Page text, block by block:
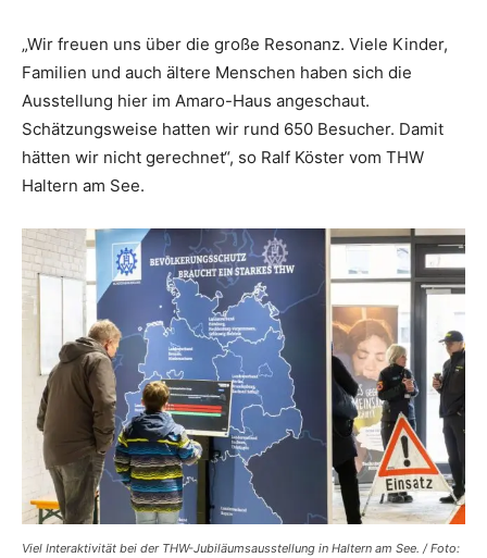
„Wir freuen uns über die große Resonanz. Viele Kinder,
Familien und auch ältere Menschen haben sich die
Ausstellung hier im Amaro-Haus angeschaut.
Schätzungsweise hatten wir rund 650 Besucher. Damit
hätten wir nicht gerechnet“, so Ralf Köster vom THW
Haltern am See.
Viel Interaktivität bei der THW-Jubiläumsausstellung in Haltern am See. / Foto: